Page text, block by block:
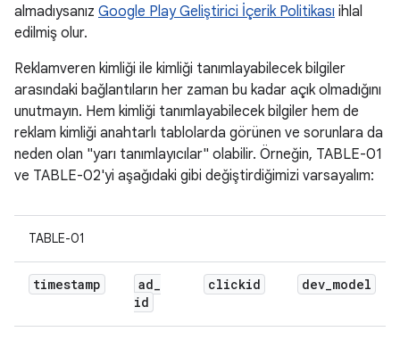
almadıysanız Google Play Geliştirici İçerik Politikası ihlal
edilmiş olur.
Reklamveren kimliği ile kimliği tanımlayabilecek bilgiler
arasındaki bağlantıların her zaman bu kadar açık olmadığını
unutmayın. Hem kimliği tanımlayabilecek bilgiler hem de
reklam kimliği anahtarlı tablolarda görünen ve sorunlara da
neden olan "yarı tanımlayıcılar" olabilir. Örneğin, TABLE-01
ve TABLE-02'yi aşağıdaki gibi değiştirdiğimizi varsayalım:
TABLE-01
timestamp ad_
id
clickid dev_model